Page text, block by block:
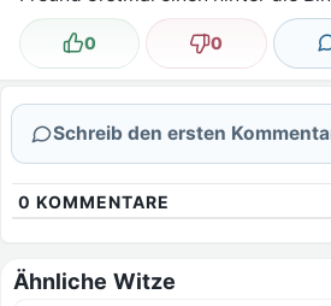
Lustig
0 Nicht lustig
0
Schreib den ersten
0 KOMMENTARE
Ähnliche Witze